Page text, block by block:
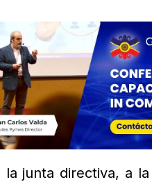
junta directiva, a